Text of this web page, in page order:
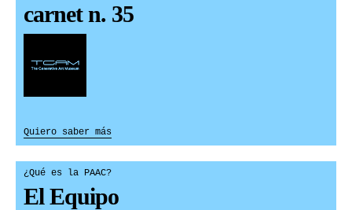
carnet n. 35
Quiero saber más
¿Qué es la PAAC?
El Equipo